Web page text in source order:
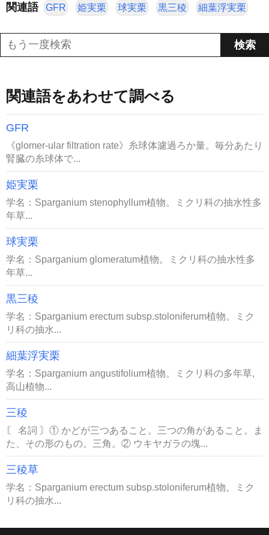
関連語 GFR 姫実栗 球実栗 黒三稜 細葉浮実栗
関連語をあわせて調べる
GFR
《glomer-ular filtration rate》糸球体濾過ろか量。毎分あたり
腎臓の糸球体で...
姫実栗
学名：Sparganium stenophyllum植物。ミクリ科の抽水性多
年草...
球実栗
学名：Sparganium glomeratum植物。ミクリ科の抽水性多
年草...
黒三稜
学名：Sparganium erectum subsp.stoloniferum植物。ミク
リ科の抽水...
細葉浮実栗
学名：Sparganium angustifolium植物。ミクリ科の多年草,
高山植物...
三稜
〘 名詞 〙① かどが三つあること。三つの角があること。ま
た、その形のもの。三角。② ウキヤガラの塊...
三稜草
学名：Sparganium erectum subsp.stoloniferum植物。ミク
リ科の抽水...